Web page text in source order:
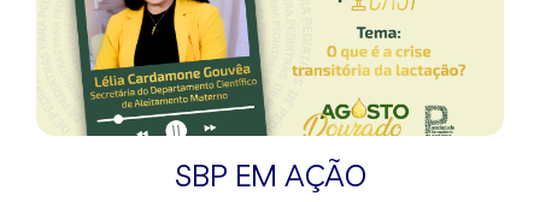
SBP EM AÇÃO